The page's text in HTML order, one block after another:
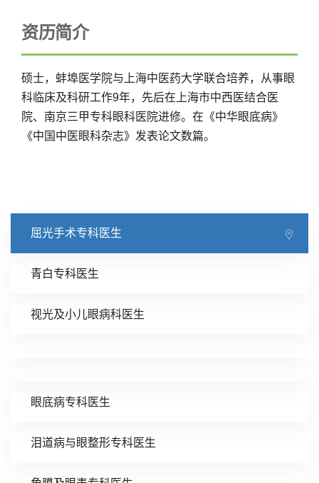
屈光手术专科医生
青白专科医生
视光及小儿眼病科医生
眼底病专科医生
泪道病与眼整形专科医生
资历简介
硕士，蚌埠医学院与上海中医药大学联合培养，从事眼
科临床及科研工作9年，先后在上海市中西医结合医
院、南京三甲专科眼科医院进修。在《中华眼底病》
《中国中医眼科杂志》发表论文数篇。